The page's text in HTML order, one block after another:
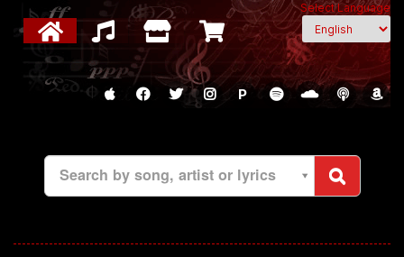
Select Language
P
Search by song, artist or lyrics